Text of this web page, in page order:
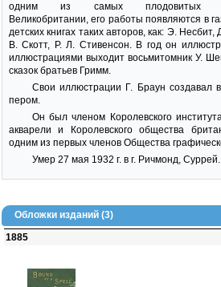
одним из самых плодовитых
Великобритании, его работы появляются в
детских книгах таких авторов, как: Э.
В. Скотт, Р. Л. Стивенсон. В год он
иллюстрациями выходит восьмитомник У.
сказок братьев Гримм.
Свои иллюстрации Г. Браун создавал
пером.
Он был членом Королевского
акварели и Королевского общества
одним из первых членов Общества
Умер 27 мая 1932 г. в г. Ричмонд, Суррей.
Обложки изданий (3)
1885